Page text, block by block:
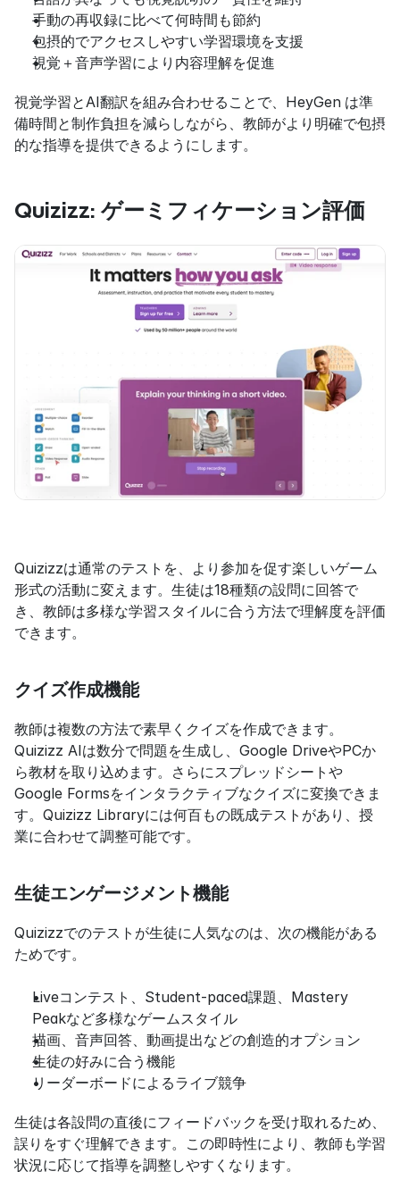
手動の再収録に比べて何時間も節約
包摂的でアクセスしやすい学習環境を支援
視覚＋音声学習により内容理解を促進
視覚学習とAI翻訳を組み合わせることで、HeyGen は準
備時間と制作負担を減らしながら、教師がより明確で包摂
的な指導を提供できるようにします。
Quizizz: ゲーミフィケーション評価
Quizizzは通常のテストを、より参加を促す楽しいゲーム
形式の活動に変えます。生徒は18種類の設問に回答で
き、教師は多様な学習スタイルに合う方法で理解度を評価
できます。
クイズ作成機能
教師は複数の方法で素早くクイズを作成できます。
Quizizz AIは数分で問題を生成し、Google DriveやPCか
ら教材を取り込めます。さらにスプレッドシートや
Google Formsをインタラクティブなクイズに変換できま
す。Quizizz Libraryには何百もの既成テストがあり、授
業に合わせて調整可能です。
生徒エンゲージメント機能
Quizizzでのテストが生徒に人気なのは、次の機能がある
ためです。
Liveコンテスト、Student-paced課題、Mastery
Peakなど多様なゲームスタイル
描画、音声回答、動画提出などの創造的オプション
生徒の好みに合う機能
リーダーボードによるライブ競争
生徒は各設問の直後にフィードバックを受け取れるため、
誤りをすぐ理解できます。この即時性により、教師も学習
状況に応じて指導を調整しやすくなります。